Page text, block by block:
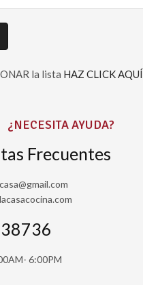
la lista HAZ CLICK AQUÍ
¿NECESITA AYUDA?
Frecuentes
6:00PM